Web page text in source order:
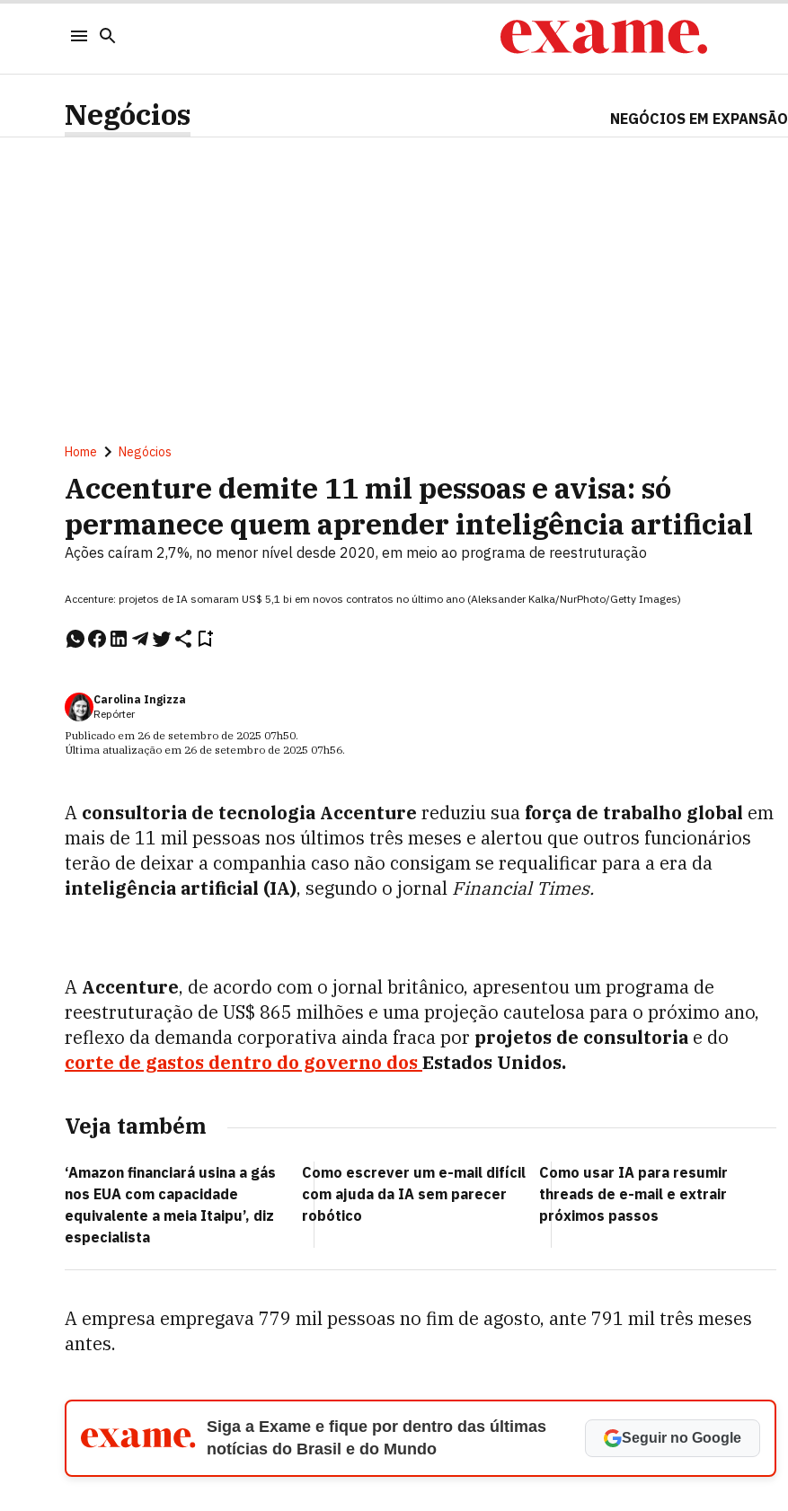
Negócios NEGÓCIOS EM EXPANSÃO
Home Negócios
Accenture demite 11 mil pessoas e avisa: só
permanece quem aprender inteligência artificial
Ações caíram 2,7%, no menor nível desde 2020, em meio ao programa de reestruturação
Accenture: projetos de IA somaram US$ 5,1 bi em novos contratos no último ano (Aleksander Kalka/NurPhoto/Getty Images)
Carolina Ingizza
Repórter
Publicado em 26 de setembro de 2025 07h50.
Última atualização em 26 de setembro de 2025 07h56.
A consultoria de tecnologia Accenture reduziu sua força de trabalho global em
mais de 11 mil pessoas nos últimos três meses e alertou que outros funcionários
terão de deixar a companhia caso não consigam se requalificar para a era da
inteligência artificial (IA), segundo o jornal Financial Times.
A Accenture, de acordo com o jornal britânico, apresentou um programa de
reestruturação de US$ 865 milhões e uma projeção cautelosa para o próximo ano,
reflexo da demanda corporativa ainda fraca por projetos de consultoria e do
corte de gastos dentro do governo dosEstados Unidos.
Veja também
‘Amazon financiará usina a gás
nos EUA com capacidade
equivalente a meia Itaipu’, diz
especialista
Como escrever um e-mail difícil
com ajuda da IA sem parecer
robótico
Como usar IA para resumir
threads de e-mail e extrair
próximos passos
A empresa empregava 779 mil pessoas no fim de agosto, ante 791 mil três meses
antes.
Siga a Exame e fique por dentro das últimas
notícias do Brasil e do Mundo
Seguir no Google